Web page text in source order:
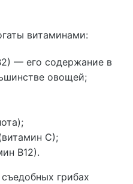
витаминами:
— его содержание в
овощей;
С);
В12).
съедобных грибах